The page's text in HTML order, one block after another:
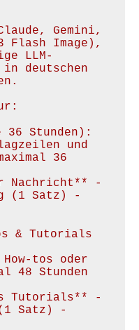
Gemini,
Flash Image),
LLM-
in deutschen
36 Stunden):
und
36
Nachricht** -
(1 Satz) -
& Tutorials
tos oder
48 Stunden
Tutorials** -
(1 Satz) -